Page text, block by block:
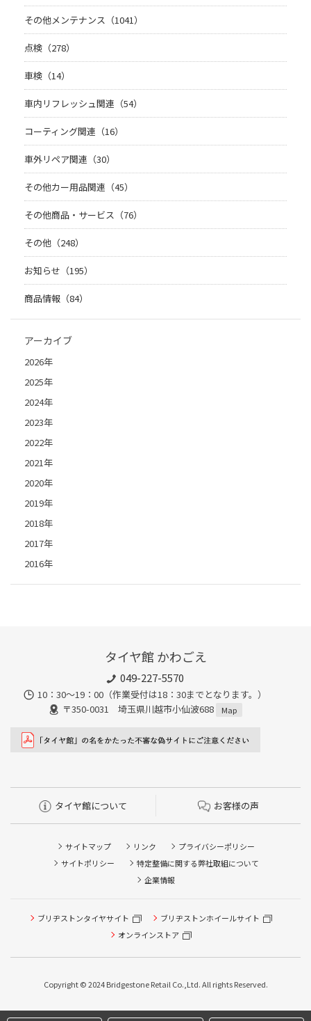
その他メンテナンス（1041）
点検（278）
車検（14）
車内リフレッシュ関連（54）
コーティング関連（16）
車外リペア関連（30）
その他カー用品関連（45）
その他商品・サービス（76）
その他（248）
お知らせ（195）
商品情報（84）
アーカイブ
2026年
2025年
2024年
2023年
2022年
2021年
2020年
2019年
2018年
2017年
2016年
タイヤ館 かわごえ
049-227-5570
10：30～19：00（作業受付は18：30までとなります。）
〒350-0031 埼玉県川越市小仙波688
Map
タイヤ館について お客様の声
サイトマップ リンク
プライバシーポリシー
サイトポリシー
特定整備に関する弊社取組について
企業情報
ブリヂストンタイヤサイト
ブリヂストンホイールサイト
オンラインストア
Copyright © 2024 Bridgestone Retail Co.,Ltd. All rights Reserved.
タイヤ点検・安全点検/タイヤ履き替え/オイル交換/その他
ピット作業の予約
本日のタイヤ履き替え順番待ち予約 ※クローク契約会員の